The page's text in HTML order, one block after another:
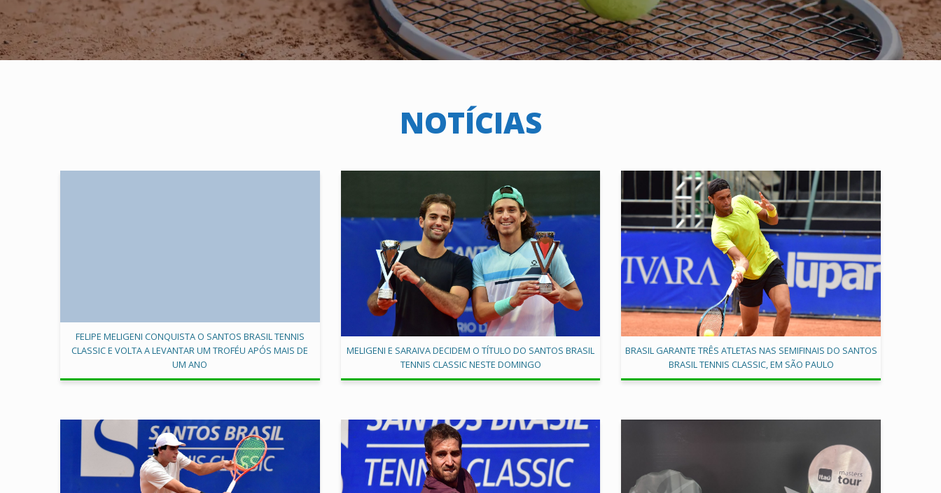
NOTÍCIAS
FELIPE MELIGENI CONQUISTA O SANTOS BRASIL TENNIS
CLASSIC E VOLTA A LEVANTAR UM TROFÉU APÓS MAIS DE
UM ANO
MELIGENI E SARAIVA DECIDEM O TÍTULO DO SANTOS BRASIL
TENNIS CLASSIC NESTE DOMINGO
BRASIL GARANTE TRÊS ATLETAS NAS SEMIFINAIS DO SANTOS
BRASIL TENNIS CLASSIC, EM SÃO PAULO